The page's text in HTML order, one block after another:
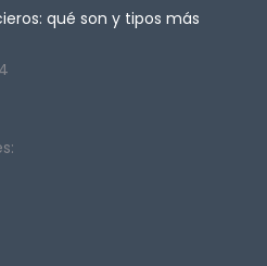
qué son y tipos más